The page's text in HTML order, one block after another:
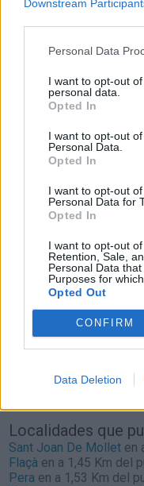
Downstream
Personal Data
I want to opt-out
personal data.
Opted In
I want to opt-out
Personal Data.
Opted In
I want to opt-out
Personal Data for
Opted In
I want to opt-out
Retention, Sale,
Personal Data
Purposes for
Opted Out
CONFIRM
Data Deletion
Tipo dePrecio
Gasolina 95
0,00€
Gasolina 98 0,00€
Bio diesel 0,00€
Estado del
Canoas
Actualmente no hay
según la dirección
Estado del
Actualmente no hay
Localidades que
Sant Joan De Mollet en
Flaçà en a 1,45 Km del
Pera en a 1,53 Km del